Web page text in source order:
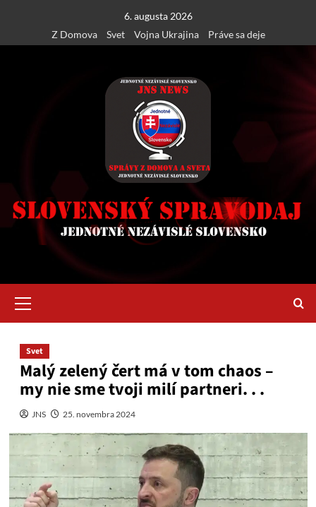
content
6. augusta 2026
Z Domova
Svet Vojna Ukrajina Práve sa deje
Menu
Svet
Malý zelený čert má v tom chaos –
my nie sme tvoji milí partneri. . .
JNS 25. novembra 2024